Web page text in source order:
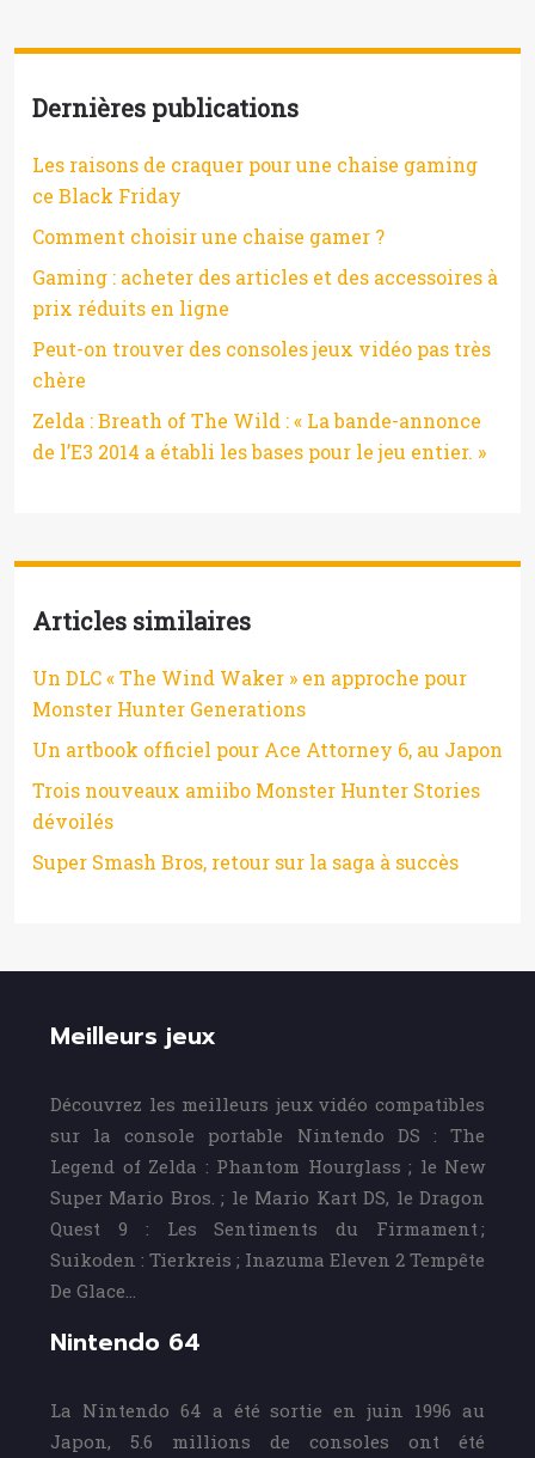
Dernières publications
Les raisons de craquer pour une chaise gaming
ce Black Friday
Comment choisir une chaise gamer ?
Gaming : acheter des articles et des accessoires à
prix réduits en ligne
Peut-on trouver des consoles jeux vidéo pas très
chère
Zelda : Breath of The Wild : « La bande-annonce
de l’E3 2014 a établi les bases pour le jeu entier. »
Articles similaires
Un DLC « The Wind Waker » en approche pour
Monster Hunter Generations
Un artbook officiel pour Ace Attorney 6, au Japon
Trois nouveaux amiibo Monster Hunter Stories
dévoilés
Super Smash Bros, retour sur la saga à succès
Meilleurs jeux
Découvrez les meilleurs jeux vidéo compatibles
sur la console portable Nintendo DS : The
Legend of Zelda : Phantom Hourglass ; le New
Super Mario Bros. ; le Mario Kart DS, le Dragon
Quest 9 : Les Sentiments du Firmament ;
Suikoden : Tierkreis ; Inazuma Eleven 2 Tempête
De Glace…
Nintendo 64
La Nintendo 64 a été sortie en juin 1996 au
Japon, 5.6 millions de consoles ont été